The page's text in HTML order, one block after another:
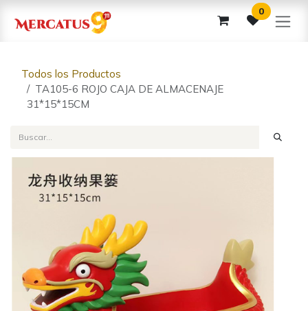
0
Todos los Productos
TA105-6 ROJO CAJA DE ALMACENAJE
31*15*15CM